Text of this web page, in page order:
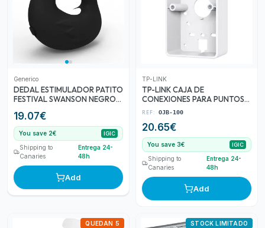
Generico
DEDAL ESTIMULADOR PATITO
FESTIVAL SWANSON NEGRO
19.07€
You save 2€ IGIC
Shipping to
Canaries
Entrega 24-
48h
Add
TP-LINK
TP-LINK CAJA DE
CONEXIONES PARA PUNTOS
DE ACCESO OJB-100
REF: OJB-100
20.65€
You save 3€ IGIC
Shipping to
Canaries
Entrega 24-
48h
Add
QUEDAN 5 STOCK LIMITADO